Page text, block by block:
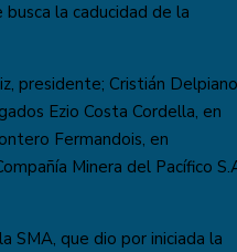
la caducidad de la
presidente; Cristián
Ezio Costa Cordella, en
Fermandois, en
Minera del Pacífico
SMA, que dio por iniciada la